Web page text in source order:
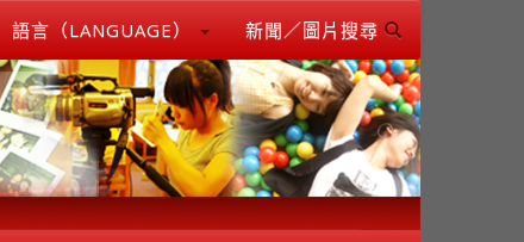
語言（LANGUAGE） 新聞／圖片搜尋